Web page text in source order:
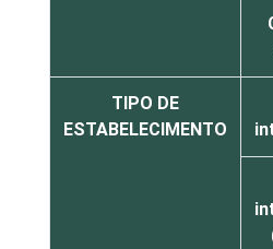
TIPO DE
ESTABELECIMENTO